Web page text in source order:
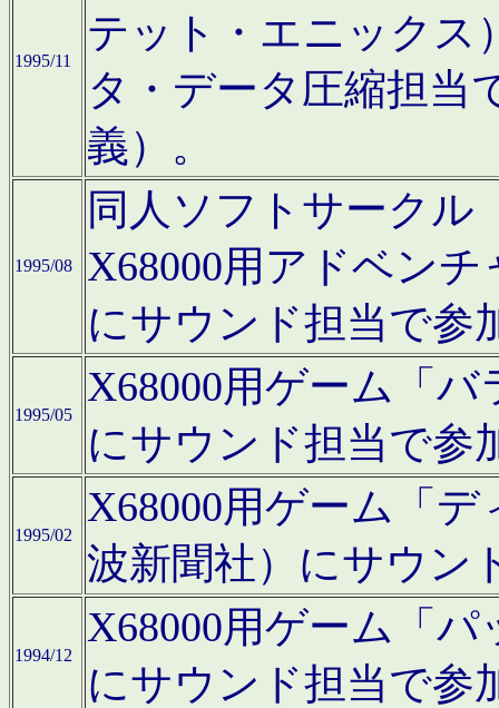
1995/11
テット・エニックス
タ・データ圧縮担当
義）。
1995/08
同人ソフトサークル
X68000用アドベン
にサウンド担当で参
1995/05
X68000用ゲーム「
にサウンド担当で参
1995/02
X68000用ゲーム「
波新聞社）にサウン
1994/12
X68000用ゲーム「
にサウンド担当で参